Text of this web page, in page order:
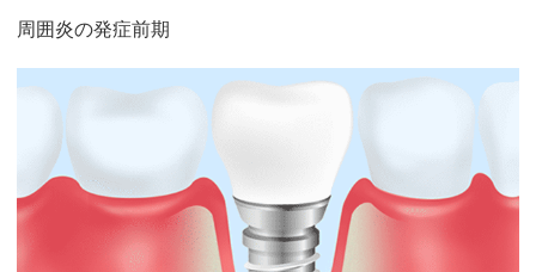
周囲炎の発症前期